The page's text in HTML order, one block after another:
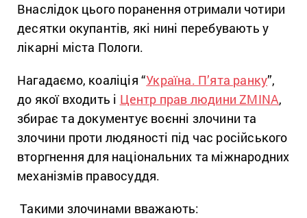
Внаслідок цього поранення отримали чотири
десятки окупантів, які нині перебувають у
лікарні міста Пологи.
Нагадаємо, коаліція “Україна. П’ята ранку”,
до якої входить і Центр прав людини ZMINA,
збирає та документує воєнні злочини та
злочини проти людяності під час російського
вторгнення для національних та міжнародних
механізмів правосуддя.
Такими злочинами вважають: